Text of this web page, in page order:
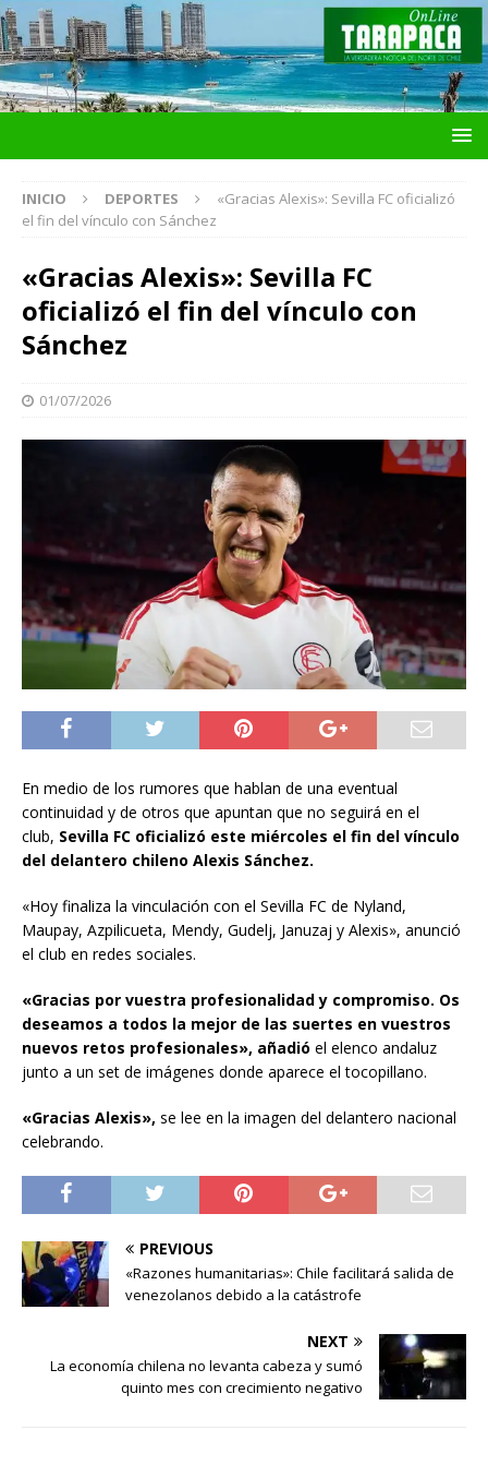
INICIO DEPORTES
«Gracias Alexis»: Sevilla FC oficializó
el fin del vínculo con Sánchez
«Gracias Alexis»: Sevilla FC
oficializó el fin del vínculo con
Sánchez
01/07/2026
En medio de los rumores que hablan de una eventual
continuidad y de otros que apuntan que no seguirá en el
club, Sevilla FC oficializó este miércoles el fin del vínculo
del delantero chileno Alexis Sánchez.
«Hoy finaliza la vinculación con el Sevilla FC de Nyland,
Maupay, Azpilicueta, Mendy, Gudelj, Januzaj y Alexis», anunció
el club en redes sociales.
«Gracias por vuestra profesionalidad y compromiso. Os
deseamos a todos la mejor de las suertes en vuestros
nuevos retos profesionales», añadió el elenco andaluz
junto a un set de imágenes donde aparece el tocopillano.
«Gracias Alexis», se lee en la imagen del delantero nacional
celebrando.
PREVIOUS
«Razones humanitarias»: Chile facilitará salida de
venezolanos debido a la catástrofe
NEXT
La economía chilena no levanta cabeza y sumó
quinto mes con crecimiento negativo